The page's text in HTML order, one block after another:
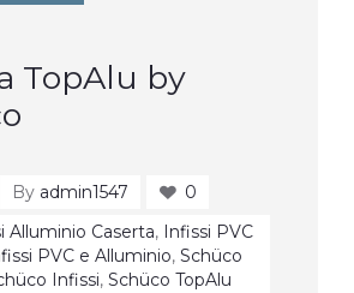
TopAlu by
By admin1547
0
Alluminio Caserta, Infissi PVC
PVC e Alluminio, Schüco
Infissi, Schüco TopAlu